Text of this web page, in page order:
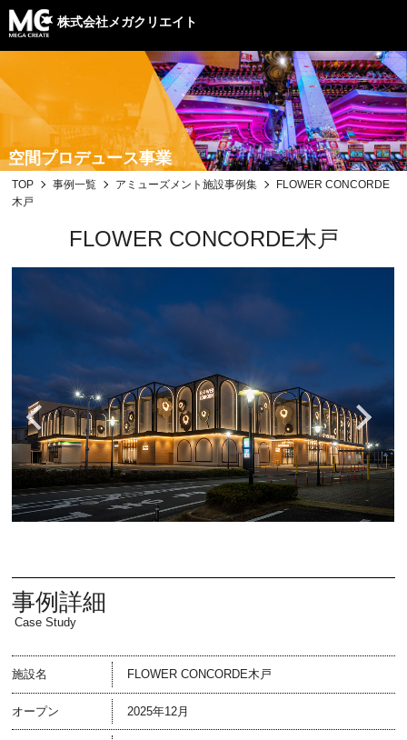
株式会社メガクリエイト
空間プロデュース事業
TOP 事例一覧 アミューズメント施設事例集
FLOWER CONCORDE
木戸
FLOWER CONCORDE木戸
事例詳細
Case Study
施設名 FLOWER CONCORDE木戸
オープン 2025年12月